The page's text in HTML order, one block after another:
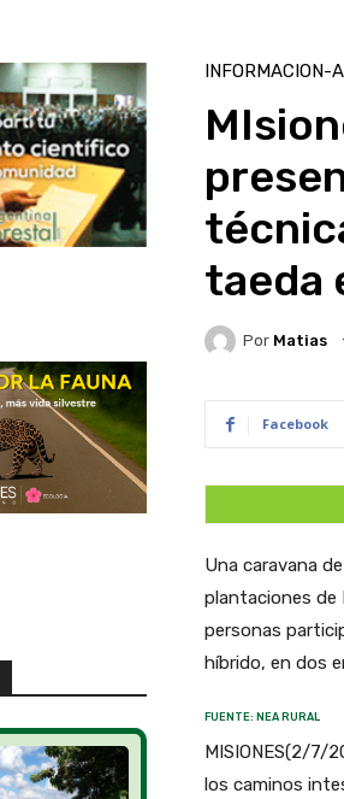
INFORMACION-
taeda
Por Matias
Facebook
Una caravana
plantaciones de
personas
híbrido, en dos
FUENTE: NEA RURAL
MISIONES(2/7/
los caminos